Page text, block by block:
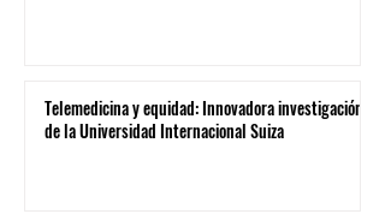
Telemedicina y equidad: Innovadora investigación
de la Universidad Internacional Suiza